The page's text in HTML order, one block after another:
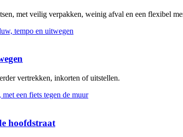
met veilig verpakken, weinig afval en een flexibel
vertrekken, inkorten of uitstellen.
hoofdstraat